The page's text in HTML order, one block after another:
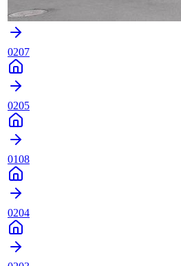
0207
0205
0108
0204